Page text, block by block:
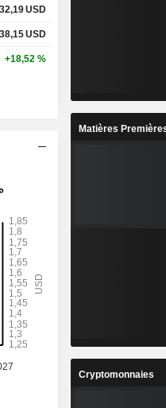
32,19USD
38,15USD
+18,52 %
Matières
Cryptomonnaies